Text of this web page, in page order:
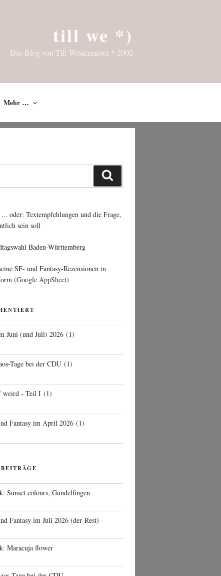
till we *)
Das Blog von Till Westermayer * 2002
Mehr …
oder: Textempfehlungen und die Frage,
sein soll
Baden-Württemberg
SF- und Fantasy-Rezensionen in
(Google AppSheet)
Juni (und Juli) 2026 (1)
Tage bei der CDU (1)
weird - Teil I (1)
Fantasy im April 2026 (1)
Sunset colours, Gundelfingen
Fantasy im Juli 2026 (der Rest)
Maracuja flower